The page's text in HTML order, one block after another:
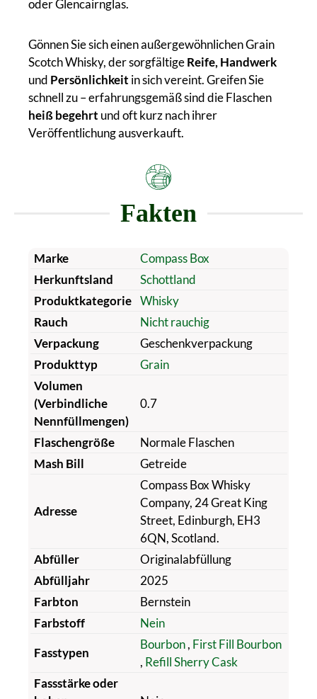
oder Glencairnglas.
Gönnen Sie sich einen außergewöhnlichen Grain
Scotch Whisky, der sorgfältigeReife, Handwerk
und Persönlichkeit in sich vereint. Greifen Sie
schnell zu – erfahrungsgemäß sind die Flaschen
heiß begehrt und oft kurz nach ihrer
Veröffentlichung ausverkauft.
Fakten
Marke
Compass Box
Herkunftsland
Schottland
Produktkategorie Whisky
Rauch
Nicht rauchig
Verpackung
Geschenkverpackung
Produkttyp
Grain
Volumen
(Verbindliche
Nennfüllmengen)
0.7
Flaschengröße
Normale Flaschen
Mash Bill
Getreide
Adresse
Compass Box Whisky
Company, 24 Great King
Street, Edinburgh, EH3
6QN, Scotland.
Abfüller
Originalabfüllung
Abfülljahr
2025
Farbton
Bernstein
Farbstoff
Nein
Fasstypen
Bourbon, First Fill Bourbon
, Refill Sherry Cask
Fassstärke oder